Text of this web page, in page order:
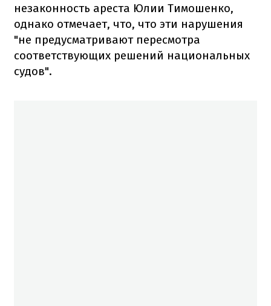
незаконность ареста Юлии Тимошенко,
однако отмечает, что, что эти нарушения
"не предусматривают пересмотра
соответствующих решений национальных
судов".